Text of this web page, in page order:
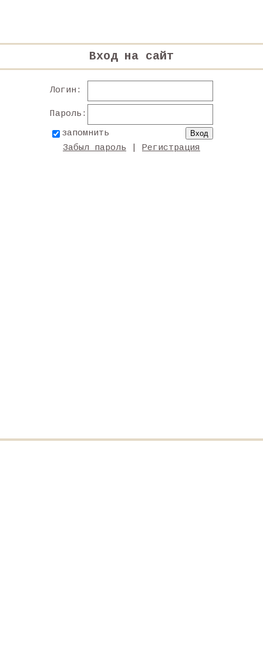
Вход на сайт
Логин:
Пароль:
запомнить
Забыл пароль
Регистрация